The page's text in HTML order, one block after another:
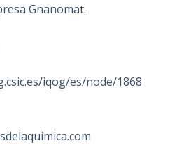
Gnanomat.
iqog/es/node/1868